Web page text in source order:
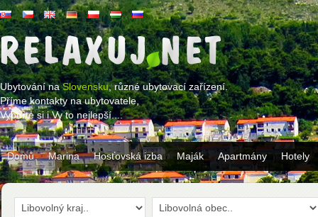
Ubytování naSlovensku, různé ubytovací zařízení.
Příme kontakty na ubytovatele,
Vyberte si i Vy to nejlepší....
Domů Marina Hosťovská izba Maják Apartmány Hotely